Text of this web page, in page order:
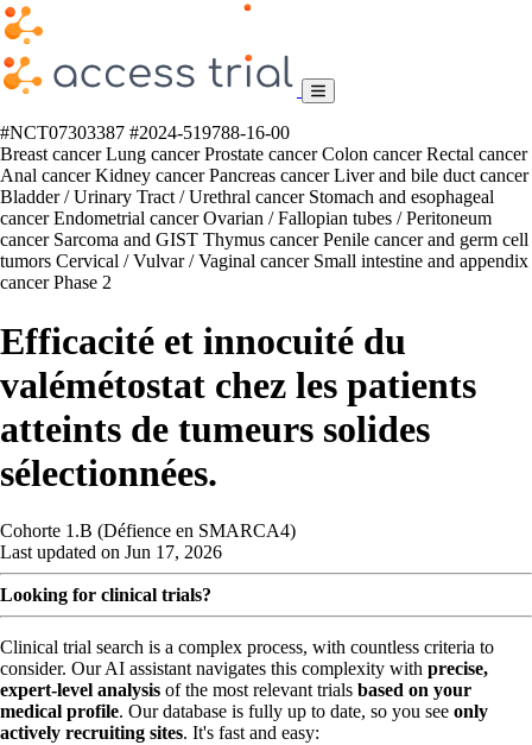
#NCT07303387 #2024-519788-16-00
Breast cancerLung cancerProstate cancerColon cancerRectal cancer
Anal cancerKidney cancerPancreas cancerLiver and bile duct cancer
Bladder / Urinary Tract / Urethral cancer Stomach and esophageal
cancerEndometrial cancerOvarian / Fallopian tubes / Peritoneum
cancer Sarcoma and GIST Thymus cancerPenile cancer and germ cell
tumors Cervical / Vulvar / Vaginal cancer Small intestine and appendix
cancerPhase 2
Efficacité et innocuité du
valémétostat chez les patients
atteints de tumeurs solides
sélectionnées.
Cohorte 1.B (Défience en SMARCA4)
Last updated on Jun 17, 2026
Looking for clinical trials?
Clinical trial search is a complex process, with countless criteria to
consider. Our AI assistant navigates this complexity with precise,
expert-level analysis of the most relevant trials based on your
medical profile. Our database is fully up to date, so you see only
actively recruiting sites. It's fast and easy: